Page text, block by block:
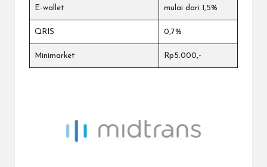
E-wallet mulai dari 1,5%
QRIS 0,7%
Minimarket Rp5.000,-